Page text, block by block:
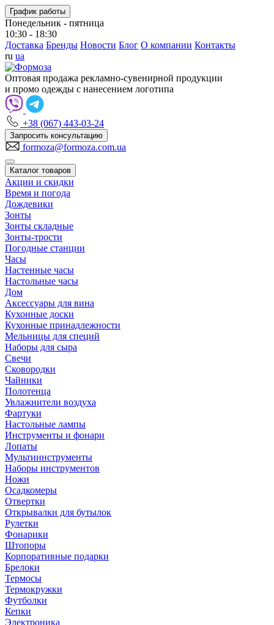
График работы
Понедельник - пятница
10:30 - 18:30
Доставка Бренды Новости Блог О компании Контакты
ru ua
Оптовая продажа рекламно-сувенирной продукции
и промо одежды с нанесением логотипа
+38 (067) 443-03-24
Запросить консультацию
formoza@formoza.com.ua
Каталог товаров
Акции и скидки
Время и погода
Дождевики
Зонты
Зонты складные
Зонты-трости
Погодные станции
Часы
Настенные часы
Настольные часы
Дом
Аксессуары для вина
Кухонные доски
Кухонные принадлежности
Мельницы для специй
Наборы для сыра
Свечи
Сковородки
Чайники
Полотенца
Увлажнители воздуха
Фартуки
Настольные лампы
Инструменты и фонари
Лопаты
Мультиинструменты
Наборы инструментов
Ножи
Осадкомеры
Отвертки
Открывалки для бутылок
Рулетки
Фонарики
Штопоры
Корпоративные подарки
Брелоки
Термосы
Термокружки
Футболки
Кепки
Электроника